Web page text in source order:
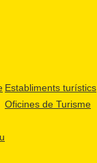
Establiments turístics
Oficines de Turisme